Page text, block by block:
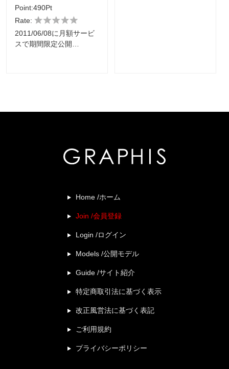
Point:490Pt
Rate:
2011/06/08に月額サービ
スで期間限定公開…
Home /ホーム
Join /会員登録
Login /ログイン
Models /公開モデル
Guide /サイト紹介
特定商取引法に基づく表示
改正風営法に基づく表記
ご利用規約
プライバシーポリシー